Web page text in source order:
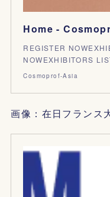
Home -
REGISTER
NOWEXHIBITORS
Cosmoprof-Asia
画像：在日フランス